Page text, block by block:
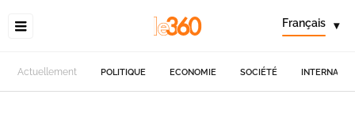
Français ▾
Actuellement POLITIQUE ECONOMIE SOCIÉTÉ